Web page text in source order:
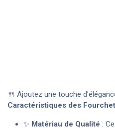
🍴 Ajoutez une touche
Caractéristiques des
✨ Matériau de Qualité :